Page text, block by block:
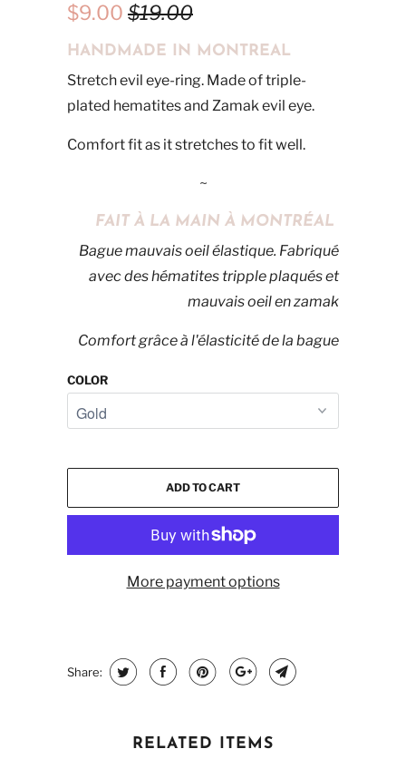
$9.00 $19.00
HANDMADE IN MONTREAL
Stretch evil eye-ring. Made of triple-
plated hematites and Zamak evil eye.
Comfort fit as it stretches to fit well.
~
FAIT À LA MAIN À MONTRÉAL
Bague mauvais oeil élastique. Fabriqué
avec des hématites tripple plaqués et
mauvais oeil en zamak
Comfort grâce à l'élasticité de la bague
COLOR
ADD TO CART
More payment options
Share:
RELATED ITEMS